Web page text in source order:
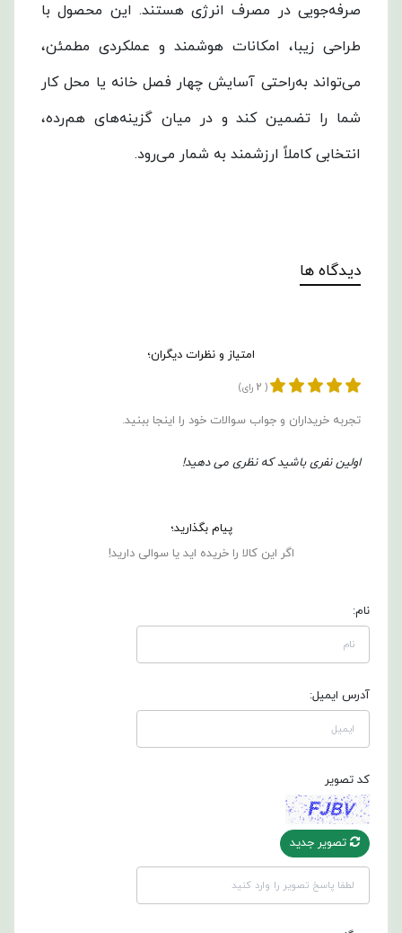
صرفه‌جویی در مصرف انرژی هستند. این محصول با
طراحی زیبا، امکانات هوشمند و عملکردی مطمئن،
می‌تواند به‌راحتی آسایش چهار فصل خانه یا محل کار
شما را تضمین کند و در میان گزینه‌های هم‌رده،
انتخابی کاملاً ارزشمند به شمار می‌رود.
دیدگاه ها
امتیاز و نظرات دیگران؛
(
2 رای)
تجربه خریداران و جواب سوالات خود را اینجا ببنید.
اولین نفری باشید که نظری می دهید!
پیام بگذارید؛
اگر این کالا را خریده اید یا سوالی دارید!
نام:
آدرس ایمیل:
کد تصویر
تصویر جدید